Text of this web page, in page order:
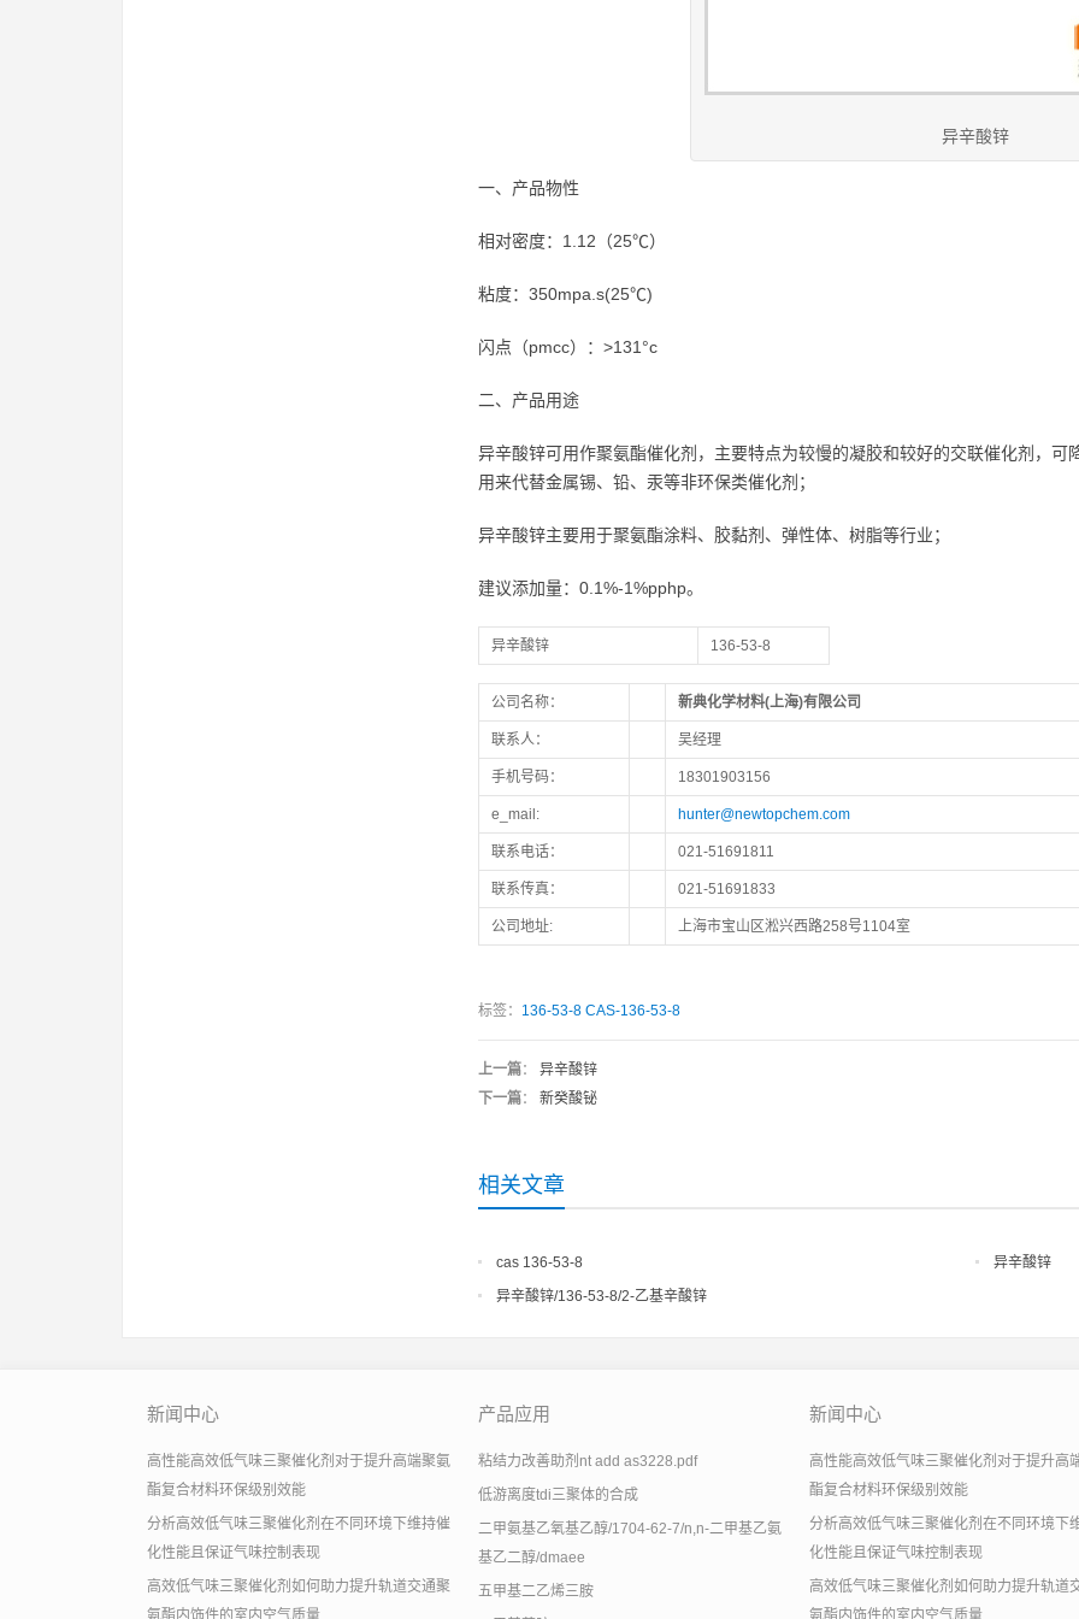
异辛酸锌
一、产品物性
相对密度：1.12（25℃）
粘度：350mpa.s(25℃)
闪点（pmcc）：>131°c
二、产品用途
异辛酸锌可用作聚氨酯催化剂，主要特点为较慢的凝胶和较好的交联催化剂，
用来代替金属锡、铅、汞等非环保类催化剂；
异辛酸锌主要用于聚氨酯涂料、胶黏剂、弹性体、树脂等行业；
建议添加量：0.1%-1%pphp。
异辛酸锌 136-53-8
公司名称： 新典化学材料(上海)有限公司
联系人： 吴经理
手机号码： 18301903156
e_mail: hunter@newtopchem.com
联系电话： 021-51691811
联系传真： 021-51691833
公司地址: 上海市宝山区淞兴西路258号1104室
标签： 136-53-8 CAS-136-53-8
上一篇： 异辛酸锌
下一篇： 新癸酸铋
相关文章
cas 136-53-8
异辛酸锌
异辛酸锌/136-53-8/2-乙基辛酸锌
新闻中心
高性能高效低气味三聚催化剂对于提升高端聚氨
酯复合材料环保级别效能
分析高效低气味三聚催化剂在不同环境下维持催
化性能且保证气味控制表现
高效低气味三聚催化剂如何助力提升轨道交通聚
氨酯内饰件的室内空气质量
产品应用
粘结力改善助剂nt add as3228.pdf
低游离度tdi三聚体的合成
二甲氨基乙氧基乙醇/1704-62-7/n,n-二甲基乙氨
基乙二醇/dmaee
五甲基二乙烯三胺
新闻中心
高性能高效低气味三聚催化剂对于提升高
酯复合材料环保级别效能
分析高效低气味三聚催化剂在不同环境下
化性能且保证气味控制表现
高效低气味三聚催化剂如何助力提升轨道
氨酯内饰件的室内空气质量